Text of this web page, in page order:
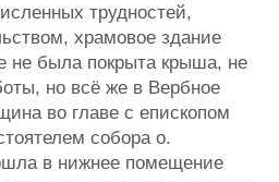
трудностей,
храмовое здание
не была покрыта крыша, не
но всё же в Вербное
во главе с епископом
собора о.
в нижнее помещение